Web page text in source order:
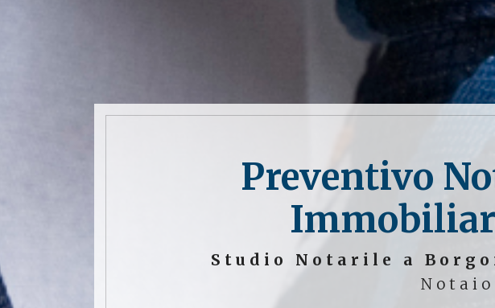
Preventivo
Studio Notarile a